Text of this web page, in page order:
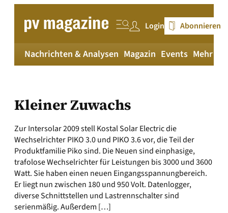
springen
Login Abonnieren
Nachrichten & Analysen Magazin Events Mehr
Kleiner Zuwachs
Zur Intersolar 2009 stell Kostal Solar Electric die
Wechselrichter PIKO 3.0 und PIKO 3.6 vor, die Teil der
Produktfamilie Piko sind. Die Neuen sind einphasige,
trafolose Wechselrichter für Leistungen bis 3000 und 3600
Watt. Sie haben einen neuen Eingangsspannungbereich.
Er liegt nun zwischen 180 und 950 Volt. Datenlogger,
diverse Schnittstellen und Lastrennschalter sind
serienmäßig. Außerdem […]